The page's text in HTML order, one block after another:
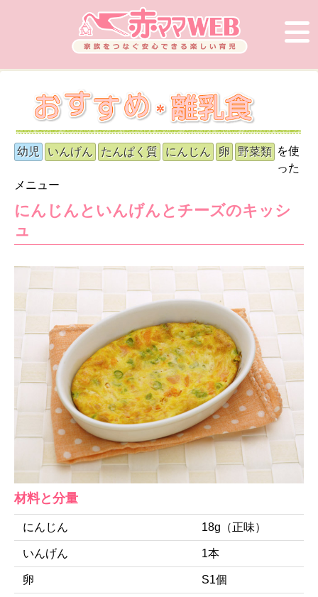
幼児 いんげん たんぱく質 にんじん 卵 野菜類 を使
った
メニュー
にんじんといんげんとチーズのキッシ
ュ
材料と分量
にんじん 18g（正味）
いんげん 1本
卵 S1個